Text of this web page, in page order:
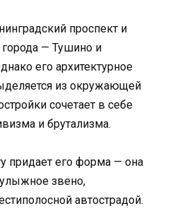
проспект и
— Тушино и
его архитектурное
из окружающей
сочетает в себе
и брутализма.
придает его форма — она
звено,
автострадой.